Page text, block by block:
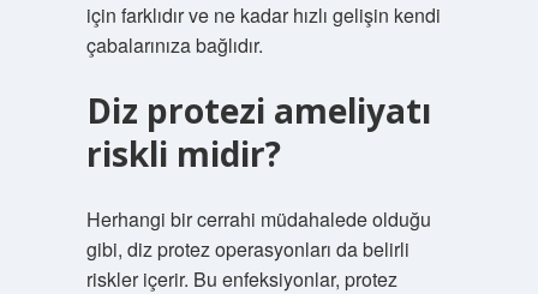
için farklıdır ve ne kadar hızlı gelişin kendi
çabalarınıza bağlıdır.
Diz protezi ameliyatı
riskli midir?
Herhangi bir cerrahi müdahalede olduğu
gibi, diz protez operasyonları da belirli
riskler içerir. Bu enfeksiyonlar, protez